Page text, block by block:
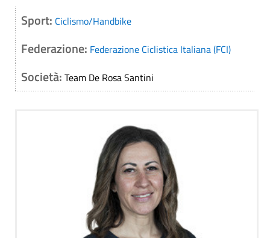
Sport: Ciclismo/Handbike
Federazione: Federazione Ciclistica Italiana (FCI)
Società: Team De Rosa Santini